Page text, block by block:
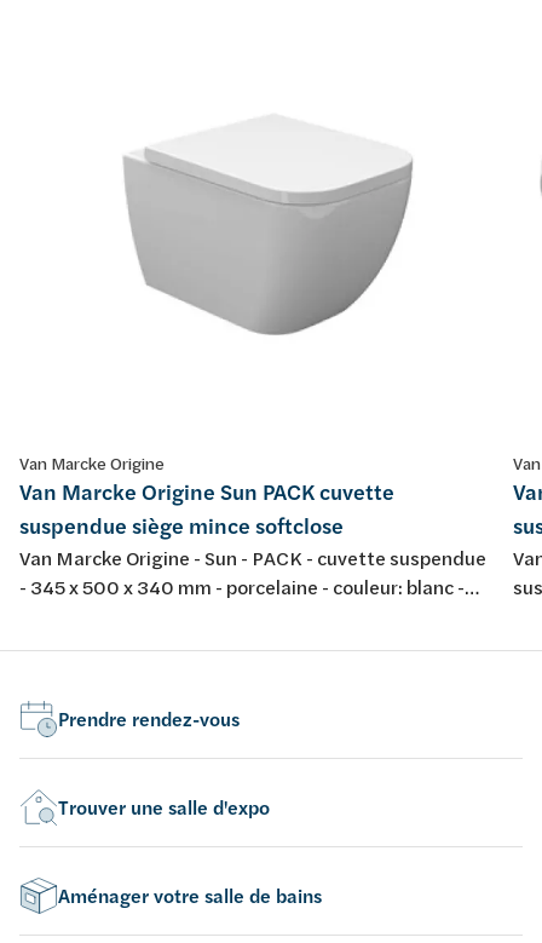
Van Marcke Origine
Van Marcke Origine Sun PACK cuvette
suspendue siège mince softclose
Van Marcke Origine - Sun - PACK - cuvette suspendue
- 345 x 500 x 340 mm - porcelaine - couleur: blanc -
Prendre rendez-vous
Trouver une salle d'expo
Aménager votre salle de bains